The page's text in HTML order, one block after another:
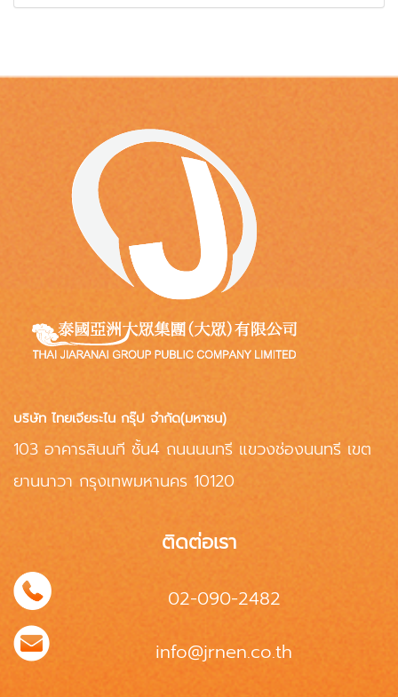
บริษัท ไทยเจียระไน กรุ๊ป จำกัด(มหาชน)
103 อาคารสินนที ชั้น4 ถนนนนทรี แขวงช่องนนทรี เขต
ยานนาวา กรุงเทพมหานคร 10120
ติดต่อเรา
02-090-2482
info@jrnen.co.th